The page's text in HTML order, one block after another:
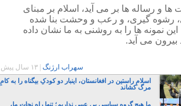
ها و رساله ها بر می آید، اسلام بر مبنای
رشوه گیری، و رعب و وحشت بنا شده
نمونه ها را به روشنی به ما نشان داده
می آید.
سهراب ارژنگ ۱۳ سال پیش
اسلامِ راستین در افغانستان، اینبار دو کودکِ بیگناه را به کامِ
مرگ کشاند
ما هیچ گروه سیاسی بی عیبی نداریم؛ تنها راه نجات ما،